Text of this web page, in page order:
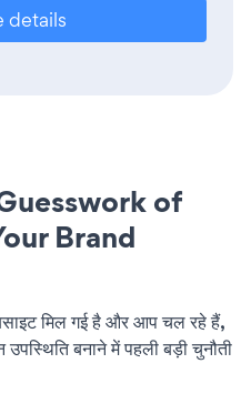
details
of
Brand
मिल गई है और आप चल रहे हैं,
बनाने में पहली बड़ी चुनौती